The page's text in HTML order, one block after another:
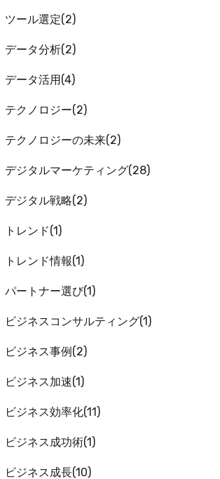
ツール選定 2
データ分析 2
データ活用 4
テクノロジー 2
テクノロジーの未来 2
デジタルマーケティング 28
デジタル戦略 2
トレンド 1
トレンド情報 1
パートナー選び 1
ビジネスコンサルティング 1
ビジネス事例 2
ビジネス加速 1
ビジネス効率化 11
ビジネス成功術 1
ビジネス成長 10